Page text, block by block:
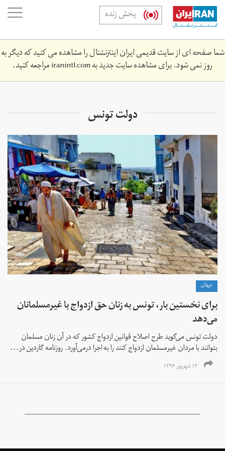
Skip
main
content
پخش زنده
شما صفحه ای از سایت قدیمی ایران اینترنشنال را مشاهده می کنید که دیگر به
روز نمی شود. برای مشاهده سایت جدید بهiranintl.comمراجعه کنید.
دولت تونس
جهان
برای نخستین بار، تونس به زنان حق ازدواج با غیرمسلمانان
می‌دهد
دولت تونس می‌گوید طرح اصلاح قوانین ازدواج کشور که در آن زنان مسلمان
بتوانند با مردان غیرمسلمان ازدواج کنند را به اجرا درمی‌آورد. روزنامه گاردین در...
۱۳ شهریور ۱۳۹۶